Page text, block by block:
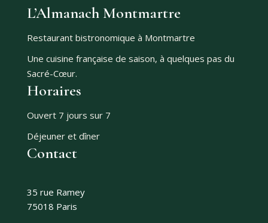
L’Almanach Montmartre
Restaurant bistronomique à Montmartre
Une cuisine française de saison, à quelques pas du
Sacré-Cœur.
Horaires
Ouvert 7 jours sur 7
Déjeuner et dîner
Contact
35 rue Ramey
75018 Paris